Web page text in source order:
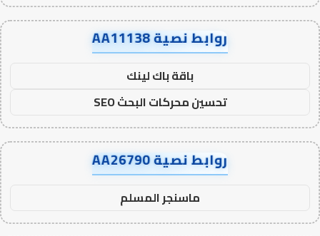
روابط نصية AA11138
باقة باك لينك
تحسين محركات البحث SEO
روابط نصية AA26790
ماسنجر المسلم